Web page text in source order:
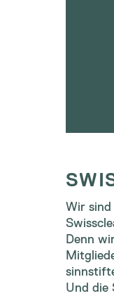
Wir
Denn
Und die